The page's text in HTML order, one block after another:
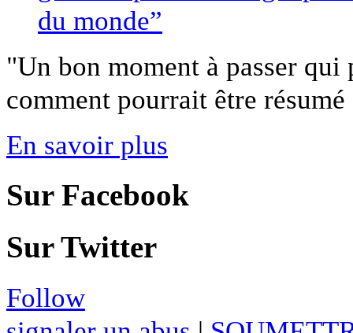
"Un bon moment à passer
comment pourrait être
En savoir plus
Sur Facebook
Sur Twitter
Follow